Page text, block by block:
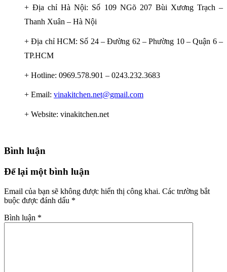
+ Địa chỉ Hà Nội: Số 109 NGõ 207 Bùi Xương Trạch –
Thanh Xuân – Hà Nội
+ Địa chỉ HCM: Số 24 – Đường 62 – Phường 10 – Quận 6 –
TP.HCM
+ Hotline: 0969.578.901 – 0243.232.3683
+ Email: vinakitchen.net@gmail.com
+ Website: vinakitchen.net
Bình luận
Để lại một bình luận
Email của bạn sẽ không được hiển thị công khai. Các trường bắt
buộc được đánh dấu *
Bình luận *